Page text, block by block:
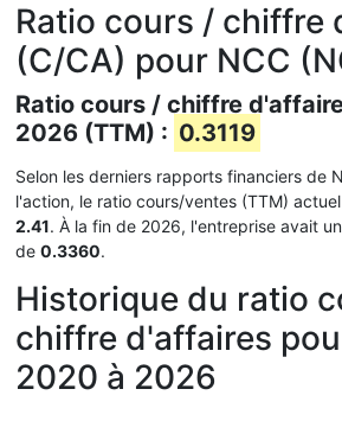
Ratio cours / chiffre
(C/CA) pour NCC
Ratio cours / chiffre
2026 (TTM) : 0.3119
Selon les derniers rapports financiers de
l'action, le ratio cours/ventes (TTM)
2.41. À la fin de 2026, l'entreprise avait
de 0.3360.
Historique du ratio
chiffre d'affaires
2020 à 2026